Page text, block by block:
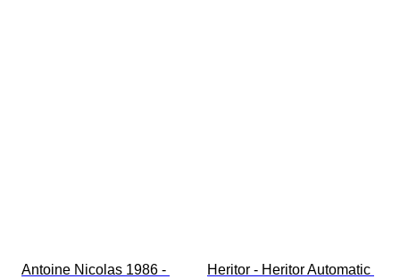
Antoine Nicolas 1986 -
Heritor - Heritor Automatic